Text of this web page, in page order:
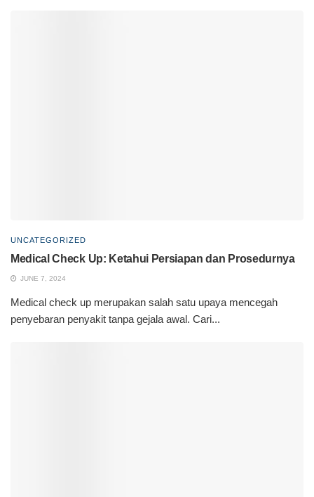
UNCATEGORIZED
Medical Check Up: Ketahui Persiapan dan Prosedurnya
JUNE 7, 2024
Medical check up merupakan salah satu upaya mencegah
penyebaran penyakit tanpa gejala awal. Cari...